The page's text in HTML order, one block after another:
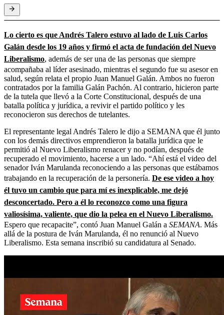
Lo cierto es que Andrés Talero estuvo al lado de Luis Carlos
Galán desde los 19 años y firmó el acta de fundación del Nuevo
Liberalismo, además de ser una de las personas que siempre
acompañaba al líder asesinado, mientras el segundo fue su asesor en
salud, según relata el propio Juan Manuel Galán. Ambos no fueron
contratados por la familia Galán Pachón. Al contrario, hicieron parte
de la tutela que llevó a la Corte Constitucional, después de una
batalla política y jurídica, a revivir el partido político y les
reconocieron sus derechos de tutelantes.
El representante legal Andrés Talero le dijo a SEMANA que él junto
con los demás directivos emprendieron la batalla jurídica que le
permitió al Nuevo Liberalismo renacer y no podían, después de
recuperado el movimiento, hacerse a un lado. “Ahí está el video del
senador Iván Marulanda reconociendo a las personas que estábamos
trabajando en la recuperación de la personería. De ese video a hoy
él tuvo un cambio que para mí es inexplicable, me dejó
desconcertado. Pero a él lo reconozco como una figura
valiosísima, valiente, que dio la pelea en el Nuevo Liberalismo.
Espero que recapacite”, contó Juan Manuel Galán a SEMANA. Más
allá de la postura de Iván Marulanda, él no renunció al Nuevo
Liberalismo. Esta semana inscribió su candidatura al Senado.